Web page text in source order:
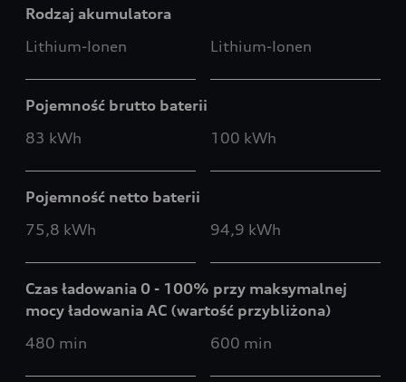
Rodzaj akumulatora
Lithium-Ionen
Lithium-Ionen
Pojemność brutto baterii
83 kWh
100 kWh
Pojemność netto baterii
75,8 kWh
94,9 kWh
Czas ładowania 0 - 100% przy maksymalnej
mocy ładowania AC (wartość przybliżona)
480 min
600 min